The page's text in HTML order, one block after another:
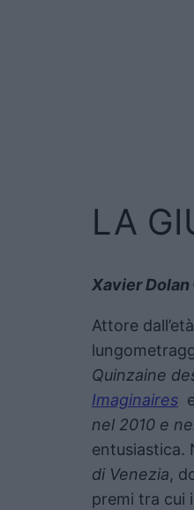
LA
Xavier Dolan
Attore
Quinzaine
Imaginaires
nel 2010 e
entusiastica.
di Venezia,
premi tra cui